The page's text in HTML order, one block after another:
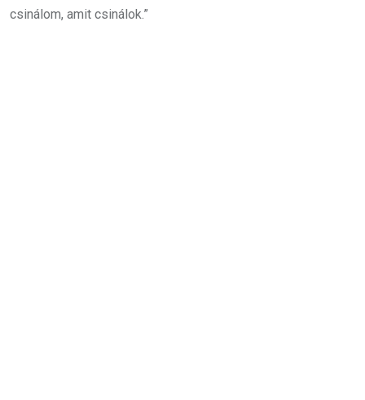
csinálom, amit csinálok.”